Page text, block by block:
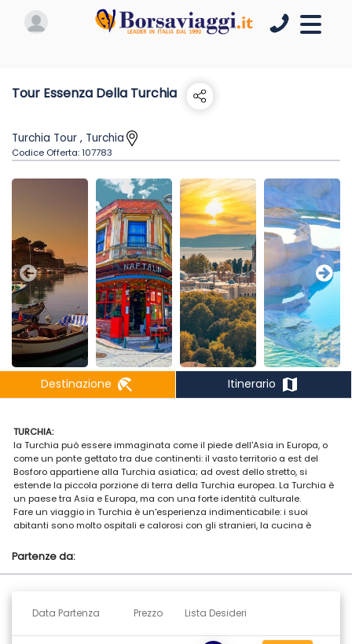
Tour Essenza Della Turchia
Turchia Tour , Turchia
Codice Offerta:107783
Destinazione beach_access Itinerario map
TURCHIA:
la Turchia può essere immaginata come il piede dell'Asia in Europa, o
come un ponte gettato tra due continenti: il vasto territorio a est del
Bosforo appartiene alla Turchia asiatica; ad ovest dello stretto, si
estende la piccola porzione di terra della Turchia europea. La Turchia è
un paese tra Asia e Europa, ma con una forte identità culturale.
Fare un viaggio in Turchia è un'esperienza indimenticabile: i suoi
abitanti sono molto ospitali e calorosi con gli stranieri, la cucina è
conserva un'atmosfera tradizionale. Inoltre, le attività che il paese offre
rafting, vita notturna. E quando arriverà il momento di andare via, che
ormai la Turchia nel cuore.
Partenze da:
Data Partenza Prezzo Lista Desideri